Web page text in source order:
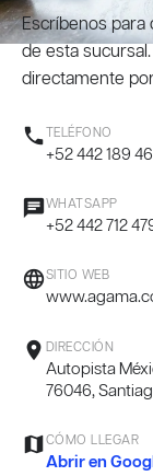
Escríbenos para
de esta
directamente
phoneTELÉFONO
+52 442 189
chatWHATSAPP
+52 442 712
languageSITIO WEB
location_on DIRECCIÓN
Autopista
76046,
mapCÓMO LLEGAR
Abrir en